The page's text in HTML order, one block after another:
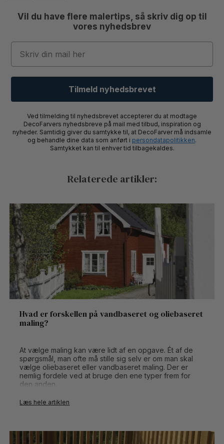
Vil du have flere malertips, så skriv dig op til
vores nyhedsbrev
Tilmeld nyhedsbrevet
Ved tilmelding til nyhedsbrevet accepterer du at modtage
DecoFarvers nyhedsbreve på mail med tilbud, inspiration og
nyheder. Samtidig giver du samtykke til, at DecoFarver må indsamle
og behandle dine data som anført i persondatapolitikken.
Samtykket kan til enhver tid tilbagekaldes.
Relaterede artikler:
Hvad er forskellen på vandbaseret og oliebaseret
maling?
At vælge maling kan være lidt af en opgave. Ét af de
spørgsmål, man ofte må stille sig selv er om man skal
vælge oliebaseret eller vandbaseret maling. Der er
nemlig fordele ved at bruge den ene typer frem for
den anden.
Læs hele artiklen